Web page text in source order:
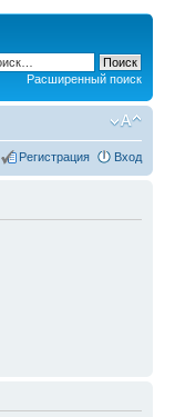
Расширенный поиск
Регистрация Вход